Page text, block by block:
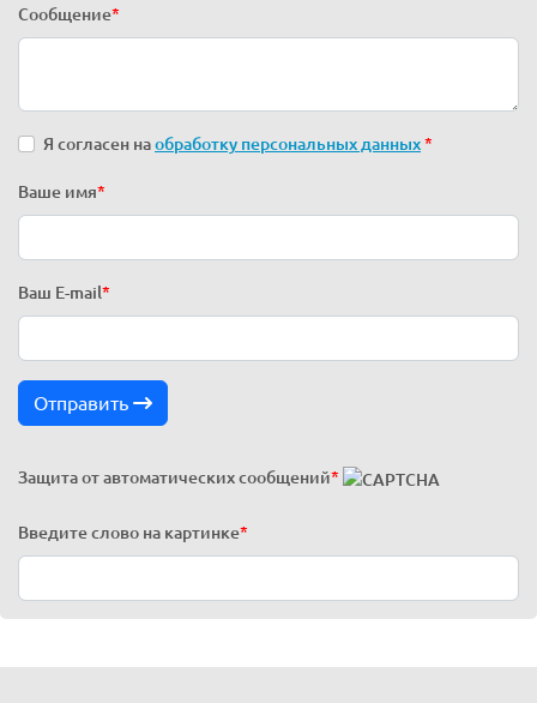
Сообщение*
Я согласен наобработку персональных данных*
Ваше имя*
Ваш E-mail *
Отправить
Защита от автоматических сообщений*
Введите слово на картинке*